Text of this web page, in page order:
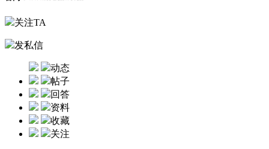
关注TA
发私信
动态
帖子
回答
资料
收藏
关注